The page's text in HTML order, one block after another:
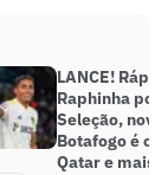
LANCE!
Raphinha
Seleção,
Botafogo é
Qatar e mais!